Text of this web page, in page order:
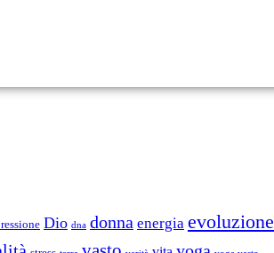
Dio dna donna energia evoluzione